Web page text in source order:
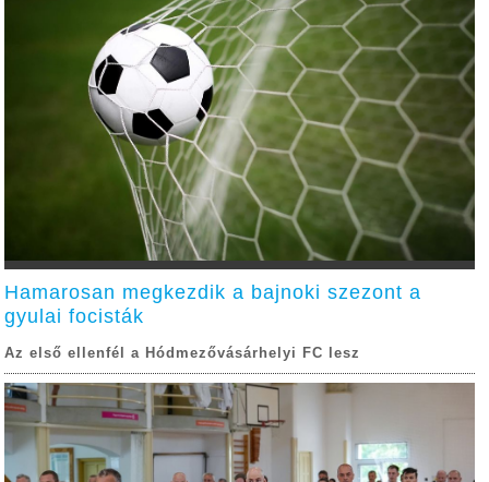
Hamarosan megkezdik a bajnoki szezont a
gyulai focisták
Az első ellenfél a Hódmezővásárhelyi FC lesz